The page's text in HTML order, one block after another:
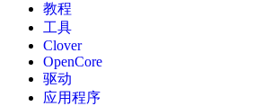
教程
工具
Clover
OpenCore
驱动
应用程序